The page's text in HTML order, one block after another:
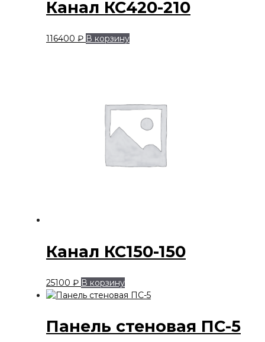
Канал КС420-210
116400 ₽ В корзину
Канал КС150-150
25100 ₽ В корзину
Панель стеновая ПС-5